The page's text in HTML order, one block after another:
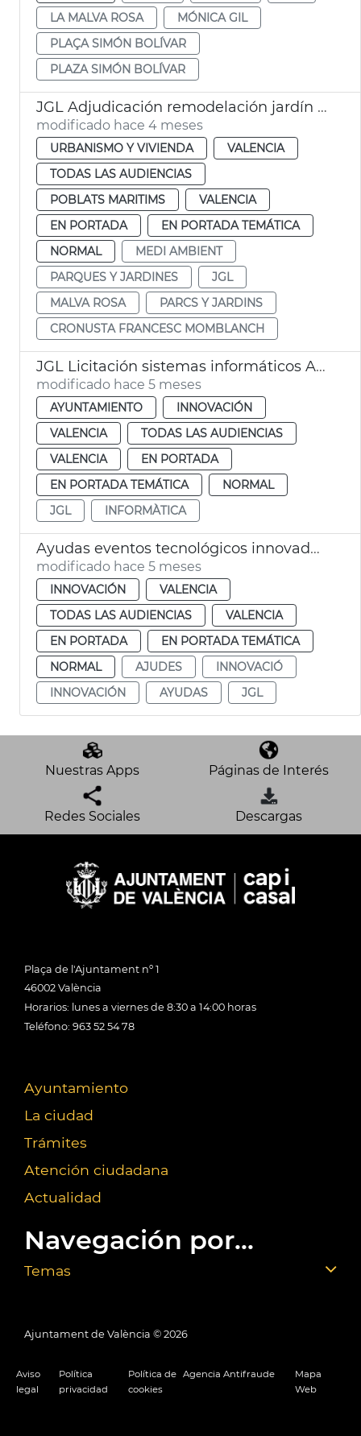
LA MALVA ROSA
MÓNICA GIL
PLAÇA SIMÓN BOLÍVAR
PLAZA SIMÓN BOLÍVAR
JGL Adjudicación remodelación jardín plaza Cronista Francesc Momblanch
modificado hace 4 meses
URBANISMO Y VIVIENDA
VALENCIA
TODAS LAS AUDIENCIAS
POBLATS MARITIMS
VALENCIA
EN PORTADA
EN PORTADA TEMÁTICA
NORMAL
MEDI AMBIENT
PARQUES Y JARDINES
JGL
MALVA ROSA
PARCS Y JARDINS
CRONUSTA FRANCESC MOMBLANCH
JGL Licitación sistemas informáticos Ayuntamiento València
modificado hace 5 meses
AYUNTAMIENTO
INNOVACIÓN
VALENCIA
TODAS LAS AUDIENCIAS
VALENCIA
EN PORTADA
EN PORTADA TEMÁTICA
NORMAL
JGL
INFORMÀTICA
Ayudas eventos tecnológicos innovadores València
modificado hace 5 meses
INNOVACIÓN
VALENCIA
TODAS LAS AUDIENCIAS
VALENCIA
EN PORTADA
EN PORTADA TEMÁTICA
NORMAL
AJUDES
INNOVACIÓ
INNOVACIÓN
AYUDAS JGL
Nuestras Apps Páginas de Interés
Redes Sociales Descargas
Plaça de l'Ajuntament nº 1
46002 València
Horarios: lunes a viernes de 8:30 a 14:00 horas
Teléfono: 963 52 54 78
Ayuntamiento
La ciudad
Trámites
Atención ciudadana
Actualidad
Navegación por...
Temas
Ajuntament de València © 2026
Aviso
legal
Política
privacidad
Política de
cookies
Agencia Antifraude
Mapa
Web